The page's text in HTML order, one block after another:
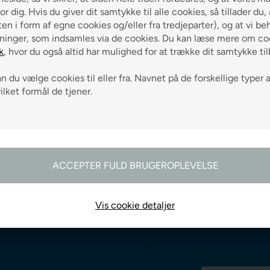
dig. Hvis du giver dit samtykke til alle cookies, så tillader
i form af egne cookies og/eller fra tredjeparter), og at vi
som indsamles via de cookies. Du kan læse mere om
, hvor du også altid har mulighed for at trække dit samtykke
du vælge cookies til eller fra. Navnet på de forskellige typer
formål de tjener.
Vis cookie detaljer
Fra260,00
VÆLG VARIANT
0,68 liter 2,7
9 liter
Fra325,00
VÆLG
gode råd